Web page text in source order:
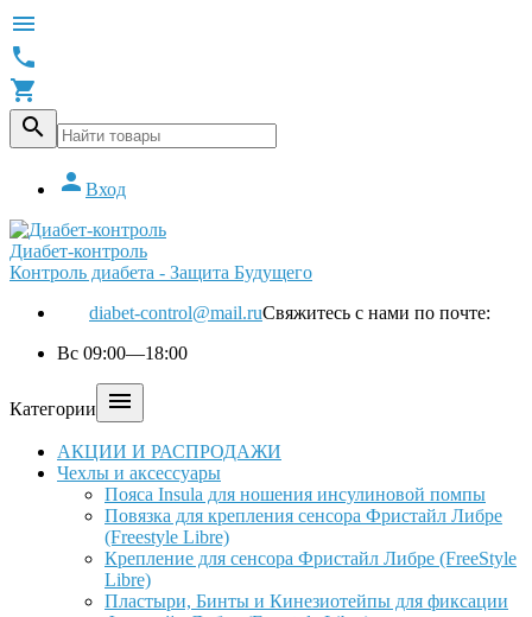




 Вход
Диабет-контроль
Контроль диабета - Защита Будущего
diabet-control@mail.ruСвяжитесь с нами по почте:
Вс 09:00—18:00
Категории 
АКЦИИ И РАСПРОДАЖИ
Чехлы и аксессуары
Пояса Insula для ношения инсулиновой помпы
Повязка для крепления сенсора Фристайл Либре
(Freestyle Libre)
Крепление для сенсора Фристайл Либре (FreeStyle
Libre)
Пластыри, Бинты и Кинезиотейпы для фиксации